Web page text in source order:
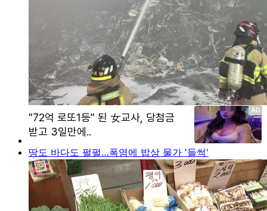
땅도 바다도 펄펄…폭염에 밥상 물가 '들썩'